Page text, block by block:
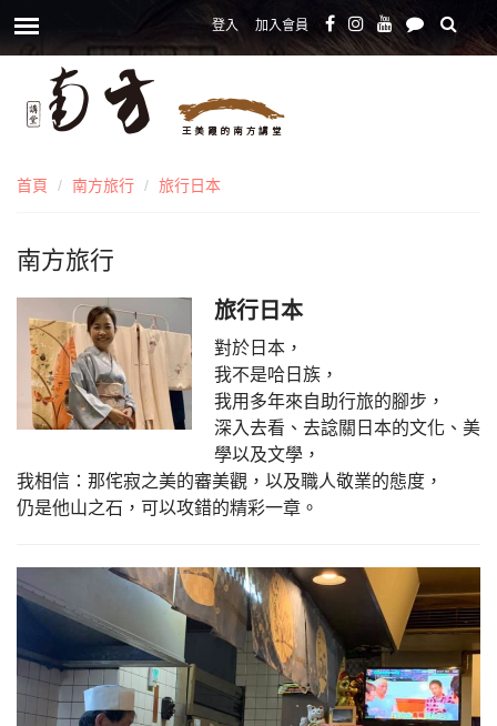
登入 加入會員
首頁 南方旅行 旅行日本
南方旅行
旅行日本
對於日本，
我不是哈日族，
我用多年來自助行旅的腳步，
深入去看、去諗關日本的文化、美
學以及文學，
我相信：那侘寂之美的審美觀，以及職人敬業的態度，
仍是他山之石，可以攻錯的精彩一章。